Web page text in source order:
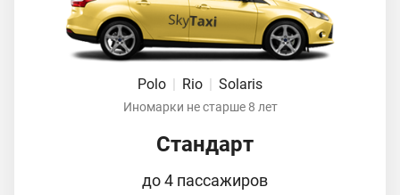
Polo | Rio | Solaris
Иномарки не старше 8 лет
Стандарт
до 4 пассажиров